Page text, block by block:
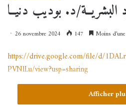
البشريــة/د. بوديب دنيــا
26 novembre 2024 147 Moins
https://drive.google.com/file/d/
PVNlLu/view?usp=sharing
Afficher